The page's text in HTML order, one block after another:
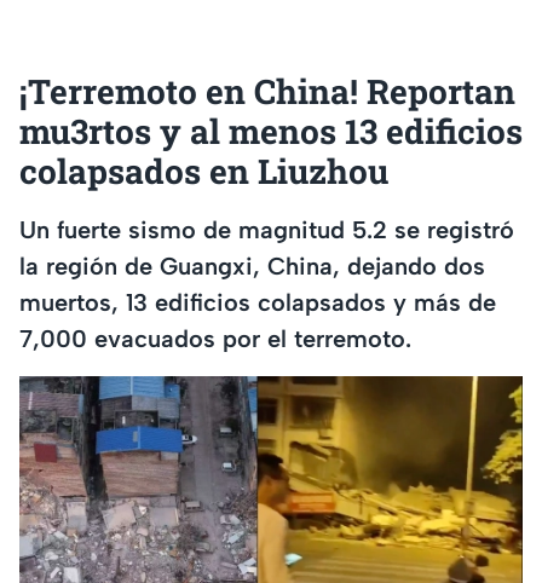
¡Terremoto en China! Reportan
mu3rtos y al menos 13 edificios
colapsados en Liuzhou
Un fuerte sismo de magnitud 5.2 se registró
la región de Guangxi, China, dejando dos
muertos, 13 edificios colapsados y más de
7,000 evacuados por el terremoto.